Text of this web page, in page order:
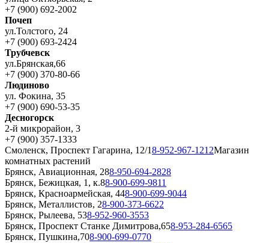
+7 (900) 692-2002
Почеп
ул.Толстого, 24
+7 (900) 693-2424
Трубчевск
ул.Брянская,66
+7 (900) 370-80-66
Людиново
ул. Фокина, 35
+7 (900) 690-53-35
Десногорск
2-й микрорайон, 3
+7 (900) 357-1333
Смоленск, Проспект Гагарина, 12/18-952-967-1212Магазин
комнатных растений
Брянск, Авиационная, 288-950-694-2828
Брянск, Бежицкая, 1, к.88-900-699-9811
Брянск, Красноармейская, 448-900-699-9044
Брянск, Металлистов, 28-900-373-6622
Брянск, Рылеева, 538-952-960-3553
Брянск, Проспект Станке Димитрова,658-953-284-6565
Брянск, Пушкина,708-900-699-0770